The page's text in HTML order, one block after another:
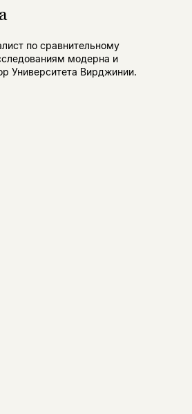
по сравнительному
модерна и
Университета Вирджинии.